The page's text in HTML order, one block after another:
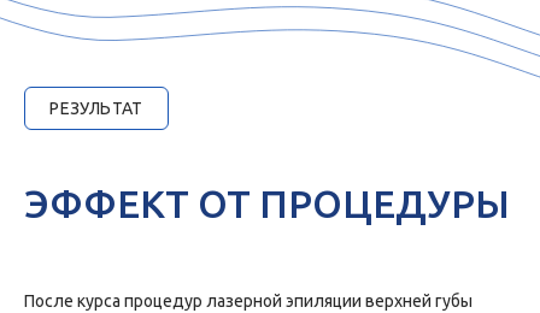
РЕЗУЛЬТАТ
ЭФФЕКТ ОТ ПРОЦЕДУРЫ
После курса процедур лазерной эпиляции верхней губы